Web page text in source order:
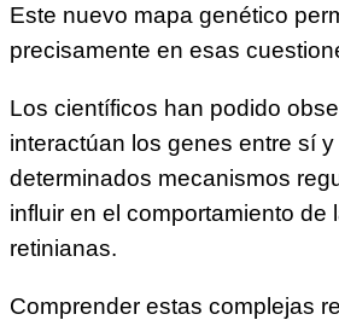
Este nuevo mapa genético
precisamente en esas
Los científicos han podido
interactúan los genes entre sí y
determinados mecanismos
influir en el comportamiento de
retinianas.
Comprender estas complejas